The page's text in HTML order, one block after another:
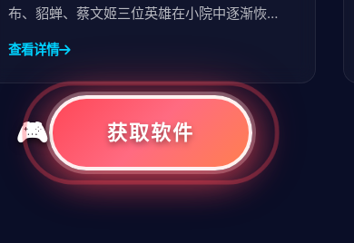
布、貂蝉、蔡文姬三位英雄在小院中逐渐恢
查看详情
共1页3条
获取软件